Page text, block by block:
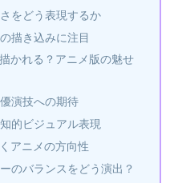
をどう表現するか
描き込みに注目
かれる？アニメ版の魅せ
演技への期待
的ビジュアル表現
アニメの方向性
のバランスをどう演出？